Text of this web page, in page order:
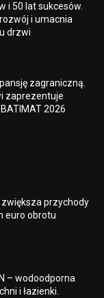
i 50 lat sukcesów.
i umacnia
drzwi
zagraniczną.
zaprezentuje
2026
zwiększa przychody
euro obrotu
– wodoodporna
i łazienki.